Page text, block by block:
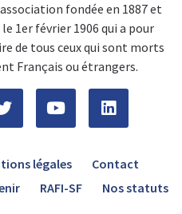
fondée en 1887 et
1er février 1906 qui a pour
de tous ceux qui sont morts
Français ou étrangers.
légales
Contact
RAFI-SF Nos statuts